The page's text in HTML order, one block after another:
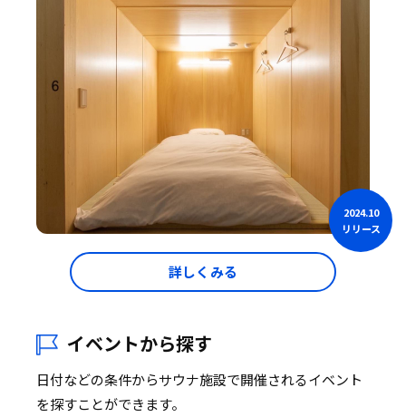
2024.10
リリース
詳しくみる
イベントから探す
日付などの条件からサウナ施設で開催されるイベント
を探すことができます。